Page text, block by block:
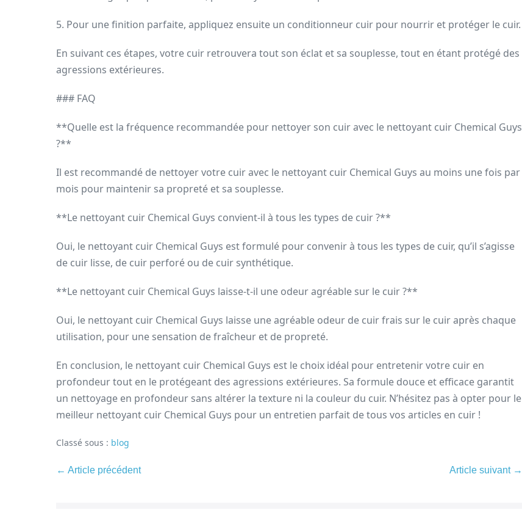
5. Pour une finition parfaite, appliquez ensuite un conditionneur cuir pour nourrir et protéger le cuir.
En suivant ces étapes, votre cuir retrouvera tout son éclat et sa souplesse, tout en étant protégé des
agressions extérieures.
### FAQ
**Quelle est la fréquence recommandée pour nettoyer son cuir avec le nettoyant cuir Chemical Guys
?**
Il est recommandé de nettoyer votre cuir avec le nettoyant cuir Chemical Guys au moins une fois par
mois pour maintenir sa propreté et sa souplesse.
**Le nettoyant cuir Chemical Guys convient-il à tous les types de cuir ?**
Oui, le nettoyant cuir Chemical Guys est formulé pour convenir à tous les types de cuir, qu’il s’agisse
de cuir lisse, de cuir perforé ou de cuir synthétique.
**Le nettoyant cuir Chemical Guys laisse-t-il une odeur agréable sur le cuir ?**
Oui, le nettoyant cuir Chemical Guys laisse une agréable odeur de cuir frais sur le cuir après chaque
utilisation, pour une sensation de fraîcheur et de propreté.
En conclusion, le nettoyant cuir Chemical Guys est le choix idéal pour entretenir votre cuir en
profondeur tout en le protégeant des agressions extérieures. Sa formule douce et efficace garantit
un nettoyage en profondeur sans altérer la texture ni la couleur du cuir. N’hésitez pas à opter pour le
meilleur nettoyant cuir Chemical Guys pour un entretien parfait de tous vos articles en cuir !
Classé sous : blog
← Article précédent Article suivant →